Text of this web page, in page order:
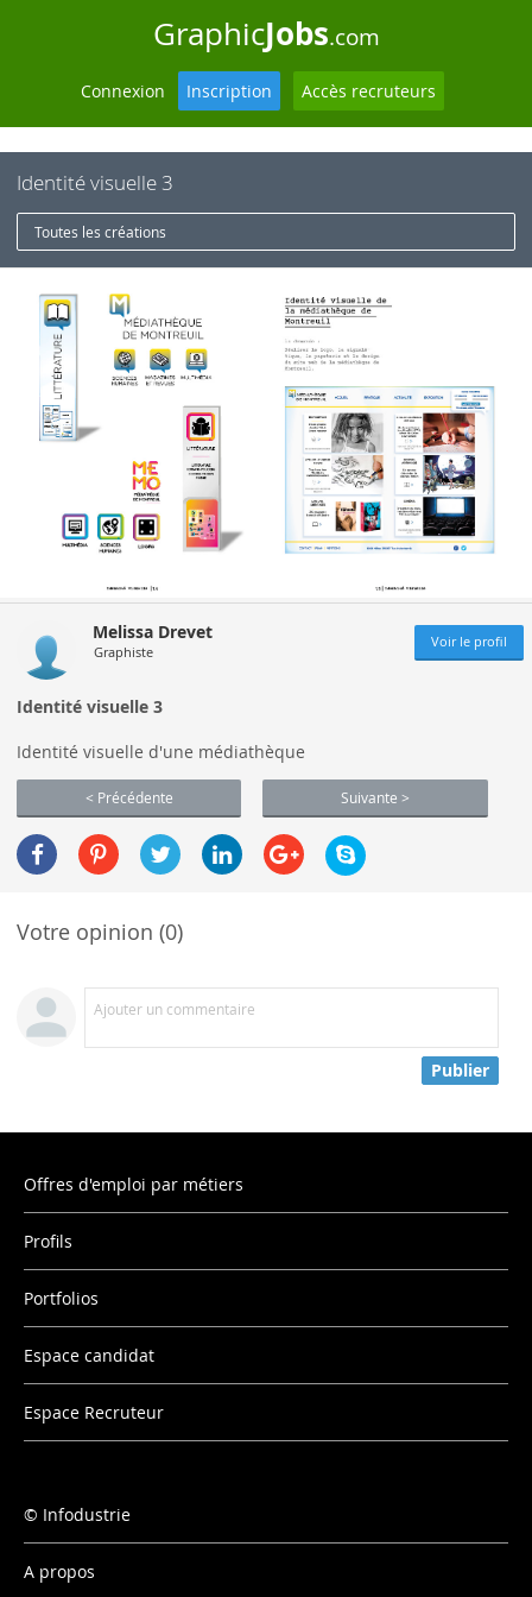
GraphicJobs.com
Connexion Inscription Accès recruteurs
Identité visuelle 3
Toutes les créations
Melissa Drevet
Graphiste
Voir le profil
Identité visuelle 3
Identité visuelle d'une médiathèque
< Précédente Suivante >
Votre opinion (0)
Ajouter un commentaire
Publier
Offres d'emploi par métiers
Profils
Portfolios
Espace candidat
Espace Recruteur
Infodustrie
A propos